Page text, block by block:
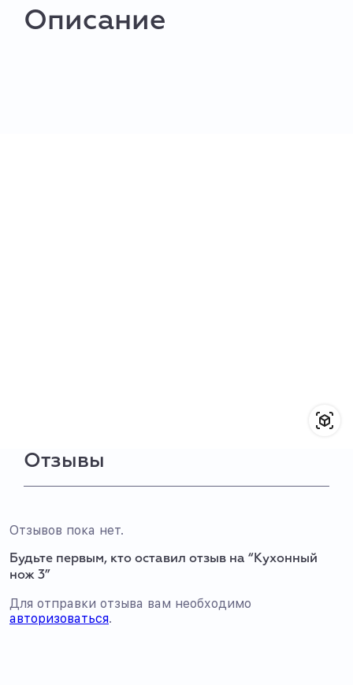
Описание
Отзывы
Отзывов пока нет.
Будьте первым, кто оставил отзыв на “Кухонный
нож 3”
Для отправки отзыва вам необходимо
авторизоваться.